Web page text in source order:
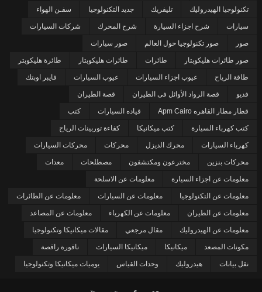
تكنولوجيا الهيدروليك تليفريك جديد التكنولوجيا سفـن الهواء
سيارات شرح اجزاء السيارة شرح المحرك شركات السيارات
صور صور تكنولوجيا حول العالم صور سيارات
صور طائرات هليكوبتار طائرات طائرات هليكوبتار طائرة هليكوبتر
طاقة الرياح عيوب اجزاء السيارات عيوب السيارات فايبر اوبتك
فديو قصة الرواد الأوائل فى الطيران قصة الطيران
قطار مطار القاهره Apm Cairo قياده السيارات كتب
كتب كهرباء السيارة كتب ميكانيكا كفاءة توربينات الرياح
كهرباء السيارات محرك الديزل محركات محركات السيارات
محركات بنزين مخترعون ومكتشفون مصطلحات معدات
معلومات عن اجزاء السيارة معلومات عن الاسلحة
معلومات عن التكنولوجيا معلومات عن السيارات معلومات عن الطائرات
معلومات عن الطيران معلومات عن الكهرباء معلومات عن المصاعد
معلومات عن الهيدروليك مقال مرجعي مقالات ميكانيكا وتكنولوجيا
مكونات المصعد ميكانيكا ميكانيكا السيارات نافورة راقصة
نقل بيانات هيدروليك وحدات القياس يوميات ميكانيكا وتكنولوجيا